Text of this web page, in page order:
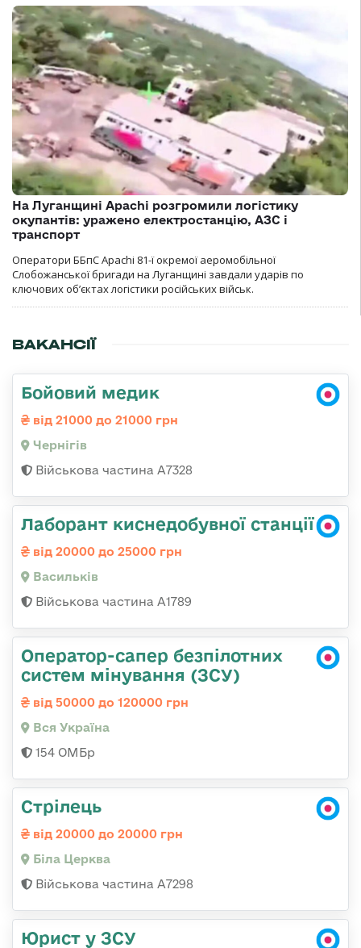
На Луганщині Apachi розгромили логістику
окупантів: уражено електростанцію, АЗС і
транспорт
Оператори ББпС Apachi 81-ї окремої аеромобільної
Слобожанської бригади на Луганщині завдали ударів по
ключових об’єктах логістики російських військ.
ВАКАНСІЇ
Бойовий медик
від 21000 до 21000 грн
Чернігів
Військова частина А7328
Лаборант киснедобувної станції
від 20000 до 25000 грн
Васильків
Військова частина А1789
Оператор-сапер безпілотних
систем мінування (ЗСУ)
від 50000 до 120000 грн
Вся Україна
154 ОМБр
Стрілець
від 20000 до 20000 грн
Біла Церква
Військова частина А7298
Юрист у ЗСУ